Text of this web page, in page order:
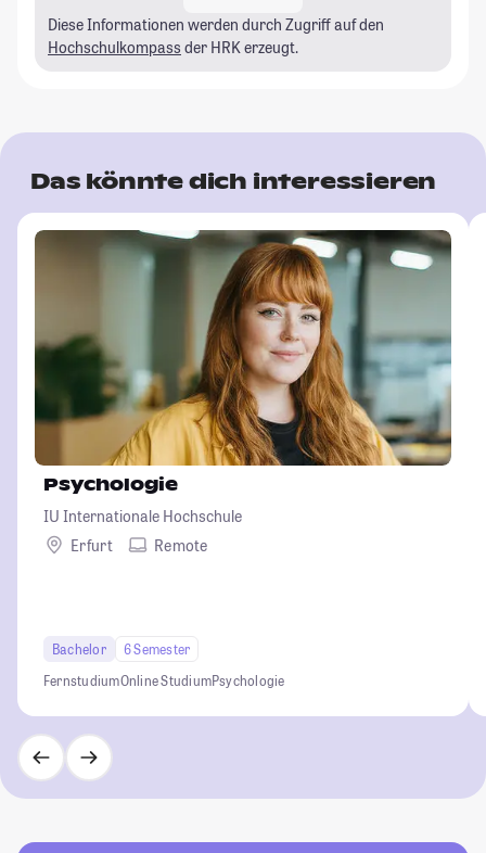
Diese Informationen werden durch Zugriff auf den
Hochschulkompass der HRK erzeugt.
Das könnte dich interessieren
Psychologie
IU Internationale Hochschule
Erfurt
Remote
Bachelor
6 Semester
FernstudiumOnline StudiumPsychologie